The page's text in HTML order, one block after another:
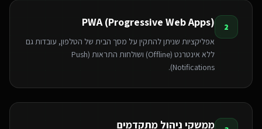
2
PWA (Progressive Web Apps)
אפליקציות שניתן להתקין על מסך הבית של הטלפון, עובדות גם
ללא אינטרנט (Offline) ושולחות התראות (Push
Notifications).
ממשקי ניהול מתקדמים